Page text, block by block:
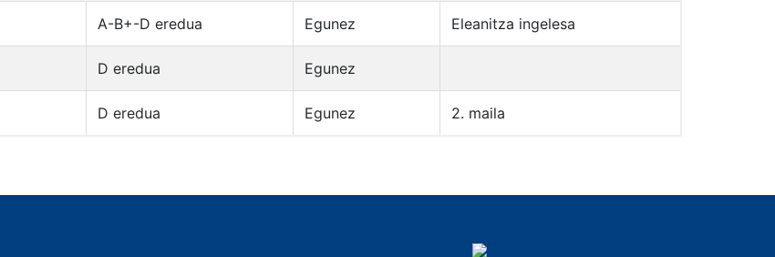
A-B+-D eredua Egunez Eleanitza ingelesa
D eredua Egunez
D eredua Egunez 2. maila